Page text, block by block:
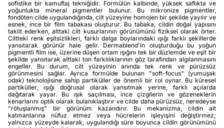
sofistike bir kamuflaj tekniğidir. Formülün kalbinde, yüksek saflıkta ve
yoğunlukta mineral pigmentler bulunur. Bu mikronize pigmentler,
fondöten cilde uygulandığında, cilt yüzeyine homojen bir şekilde yayılır ve
esnek, ince bir film tabakası oluşturur. Bu tabaka, cildin doğal yapısını
taklit ederken, alttaki cilt kusurlarının görünümünü fiziksel olarak örter.
Ciltteki renk eşitsizlikleri, farklı dalga boylarındaki ışığı farklı şekillerde
yansıtarak görünür hale gelir. Dermablend'in oluşturduğu bu yoğun
pigmentli film ise, üzerine düşen ortam ışığını tek bir düzlemde ve eşit bir
şekilde yansıtarak alttaki ton farklılıklarının göz tarafından algılanmasını
engeller. Bu durum, cilt yüzeyinin anında tek renk ve pürüzsüz
görünmesini sağlar. Ayrıca formülde bulunan "soft-focus" (yumuşak
odak) teknolojisine sahip partiküller de önemli bir rol oynar. Bu küresel
partiküller, ışığı doğrusal olarak yansıtmak yerine, farklı açılarda
dağıtarak yayar. Bu ışık saçılması, ince çizgilerin ve gözeneklerin
kenarlarını optik olarak bulanıklaştırır ve cilde daha pürüzsüz, neredeyse
"rötuşlanmış" bir görünüm kazandırır. Bu mekanizma, cildin alt
katmanlarına nüfuz etmez veya hücrelerin işleyişini değiştirmez;
yalnızca yüzeyde kalarak, uygulandığı süre boyunca cildin görünümünü